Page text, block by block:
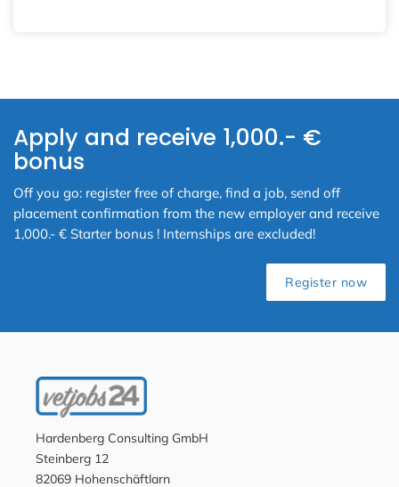
Apply and receive 1,000.- €
bonus
Off you go: register free of charge, find a job, send off
placement confirmation from the new employer and receive
1,000.- € Starter bonus ! Internships are excluded!
Register now
Hardenberg Consulting GmbH
Steinberg 12
82069 Hohenschäftlarn